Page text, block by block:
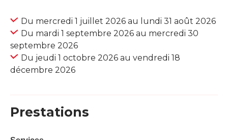
Du mercredi 1 juillet 2026 au lundi 31 août 2026
Du mardi 1 septembre 2026 au mercredi 30
septembre 2026
Du jeudi 1 octobre 2026 au vendredi 18
décembre 2026
Prestations